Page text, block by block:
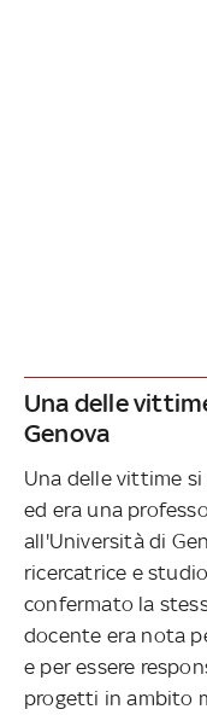
Una delle
Genova
Una delle vittime
ed era una
all'Università di
ricercatrice e
confermato la
docente era nota
e per essere
progetti in ambito